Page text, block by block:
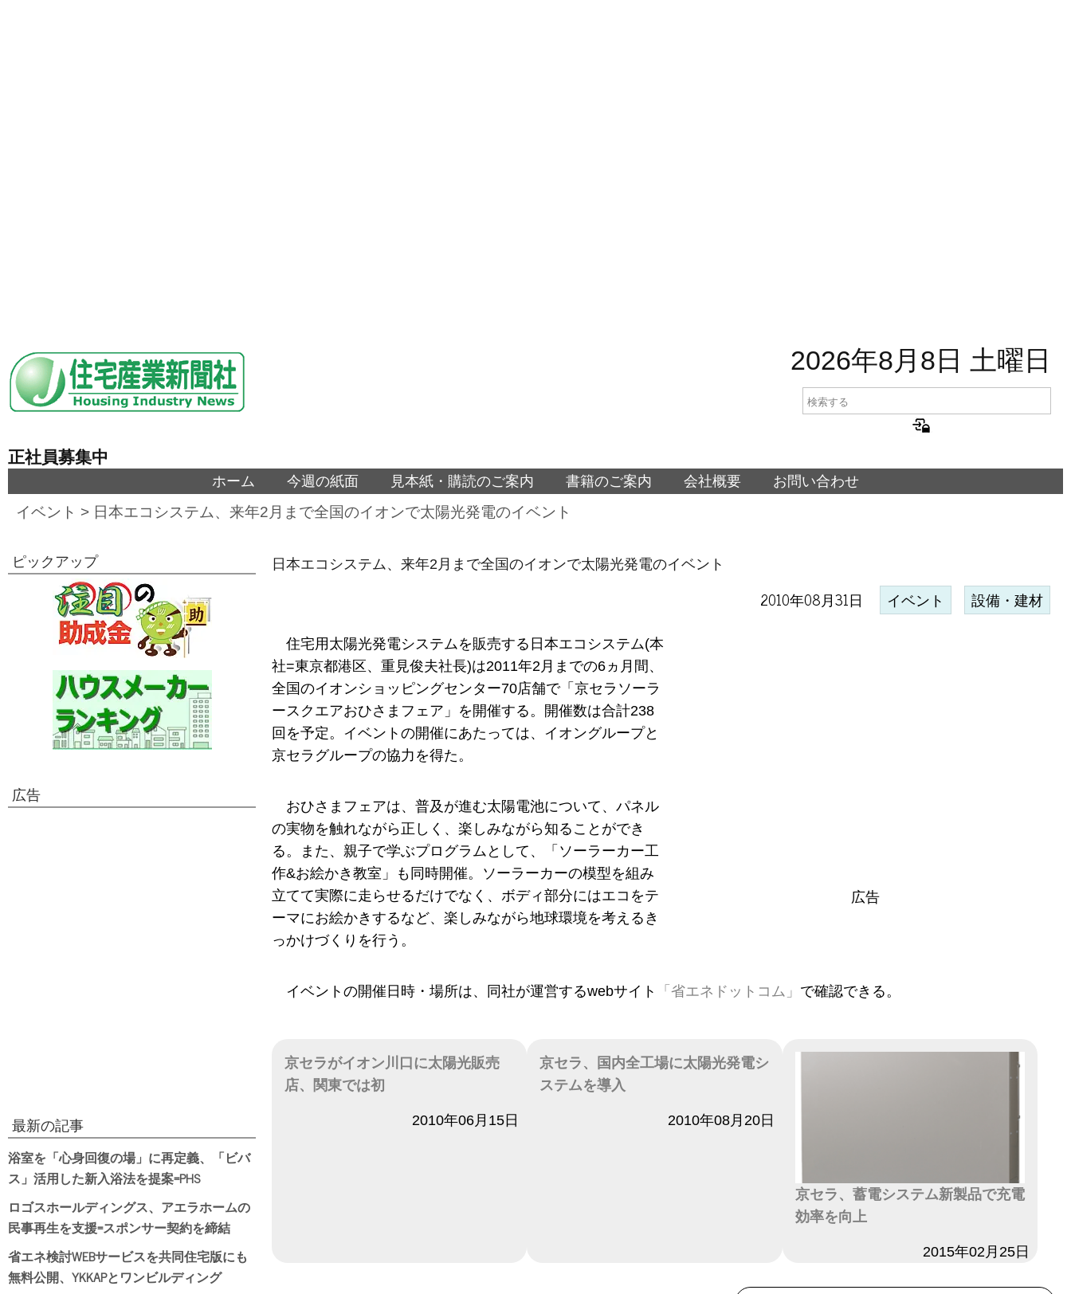
2026年8月8日 土曜日
正社員募集中
ホーム 今週の紙面 見本紙・購読のご案内 書籍のご案内 会社概要 お問い合わせ
イベント > 日本エコシステム、来年2月まで全国のイオンで太陽光発電のイベント
日本エコシステム、来年2月まで全国のイオンで太陽光発電のイベント
2010年08月31日 イベント 設備・建材
広告
住宅用太陽光発電システムを販売する日本エコシステム(本
社=東京都港区、重見俊夫社長)は2011年2月までの6ヵ月間、
全国のイオンショッピングセンター70店舗で「京セラソーラ
ースクエアおひさまフェア」を開催する。開催数は合計238
回を予定。イベントの開催にあたっては、イオングループと
京セラグループの協力を得た。
おひさまフェアは、普及が進む太陽電池について、パネル
の実物を触れながら正しく、楽しみながら知ることができ
る。また、親子で学ぶプログラムとして、「ソーラーカー工
作&お絵かき教室」も同時開催。ソーラーカーの模型を組み
立てて実際に走らせるだけでなく、ボディ部分にはエコをテ
ーマにお絵かきするなど、楽しみながら地球環境を考えるき
っかけづくりを行う。
イベントの開催日時・場所は、同社が運営するwebサイト 「省エネドットコム」 で確認できる。
京セラがイオン川口に太陽光販売
店、関東では初
2010年06月15日
京セラ、国内全工場に太陽光発電シ
ステムを導入
2010年08月20日
京セラ、蓄電システム新製品で充電
効率を向上
2015年02月25日
ピックアップ
広告
最新の記事
浴室を「心身回復の場」に再定義、「ビバ
ス」活用した新入浴法を提案=PHS
ロゴスホールディングス、アエラホームの
民事再生を支援=スポンサー契約を締結
省エネ検討WEBサービスを共同住宅版にも
無料公開、YKKAPとワンビルディング